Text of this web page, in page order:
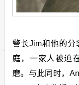
警长Jim和他的分
庭，一家人被迫
磨。与此同时，